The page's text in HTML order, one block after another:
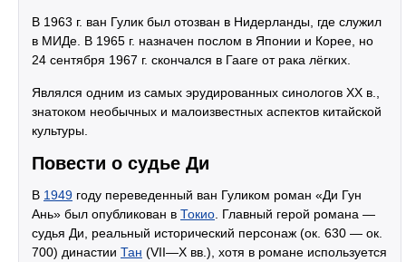
В 1963 г. ван Гулик был отозван в Нидерланды, где служил
в МИДе. В 1965 г. назначен послом в Японии и Корее, но
24 сентября 1967 г. скончался в Гааге от рака лёгких.
Являлся одним из самых эрудированных синологов ХХ в.,
знатоком необычных и малоизвестных аспектов китайской
культуры.
Повести о судье Ди
В 1949 году переведенный ван Гуликом роман «Ди Гун
Ань» был опубликован в Токио . Главный герой романа —
судья Ди, реальный исторический персонаж (ок. 630 — ок.
700) династии Тан (VII—X вв.), хотя в романе используется